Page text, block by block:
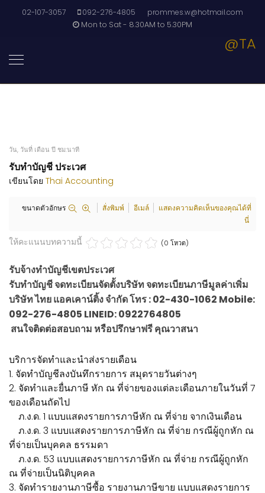
02-107-3057 092-276-4805
prommes.w@hotmail.com
Mon to Sat - 8.30AM to 5.30PM
@TA
วัน, วันที่ เดือน ปี ชม:นาที
รับทำบัญชี ประเวศ
เขียนโดย Thai Accounting
ขนาดตัวอักษร สั่งพิมพ์ อีเมล์
แสดงความคิดเห็นของคุณได้ที่
นี่
ให้คะแนนบทความนี้ (0 โหวต)
รับจ้างทำบัญชีเขตประเวศ
รับทำบัญชี จดทะเบียนจัดตั้งบริษัท จดทะเบียนภาษีมูลค่าเพิ่ม
บริษัท ไทย แอคเคาน์ติ้ง จำกัด โทร : 02-430-1062 Mobile:
092-276-4805 LINEID: 0922764805
สนใจติดต่อสอบถาม หรือปรึกษาฟรี คุณวาสนา
บริการจัดทำและนำส่งรายเดือน
1. จัดทำบัญชีลงบันทึกรายการ สมุดรายวันต่างๆ
2. จัดทำและยื่นภาษี หัก ณ ที่จ่ายของแต่ละเดือนภายในวันที่ 7
ของเดือนถัดไป
ภ.ง.ด. 1 แบบแสดงรายการภาษีหัก ณ ที่จ่าย จากเงินเดือน
ภ.ง.ด. 3 แบบแสดงรายการภาษีหัก ณ ที่จ่าย กรณีผู้ถูกหัก ณ
ที่จ่ายเป็นบุคคล ธรรมดา
ภ.ง.ด. 53 แบบแสดงรายการภาษีหัก ณ ที่จ่าย กรณีผู้ถูกหัก
ณ ที่จ่ายเป็นนิติบุคคล
3. จัดทำรายงานภาษีซื้อ รายงานภาษีขาย แบบแสดงรายการ